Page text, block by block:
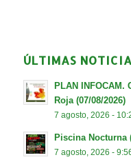
ÚLTIMAS
PLAN INFOCAM.
Roja (07/08/2026)
7 agosto, 2026 -
Piscina Nocturna
7 agosto, 2026 -